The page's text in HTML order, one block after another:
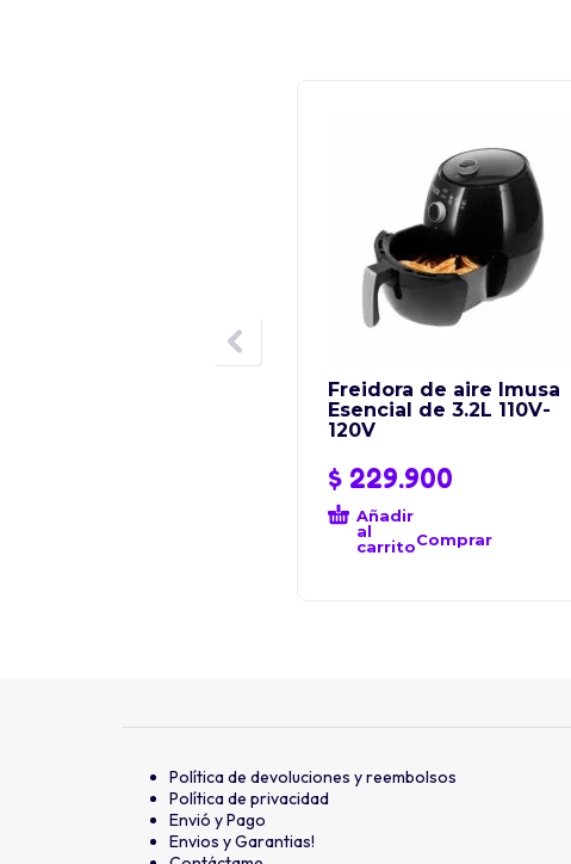
Freidora de aire Imusa
Esencial de 3.2L 110V-
120V
$ 229.900
Añadir
al
carritoComprar
Política de devoluciones y reembolsos
Política de privacidad
Envió y Pago
Envios y Garantias!